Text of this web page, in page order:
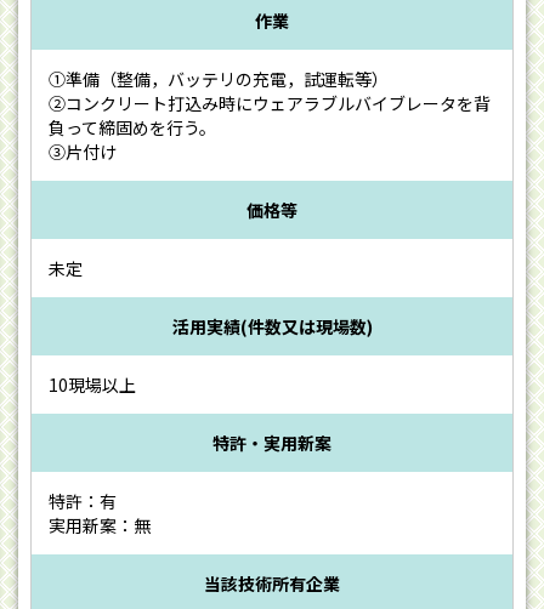
作業
①準備（整備，バッテリの充電，試運転等）
②コンクリート打込み時にウェアラブルバイブレータを背
負って締固めを行う。
③片付け
価格等
未定
活用実績(件数又は現場数)
10現場以上
特許・実用新案
特許：有
実用新案：無
当該技術所有企業